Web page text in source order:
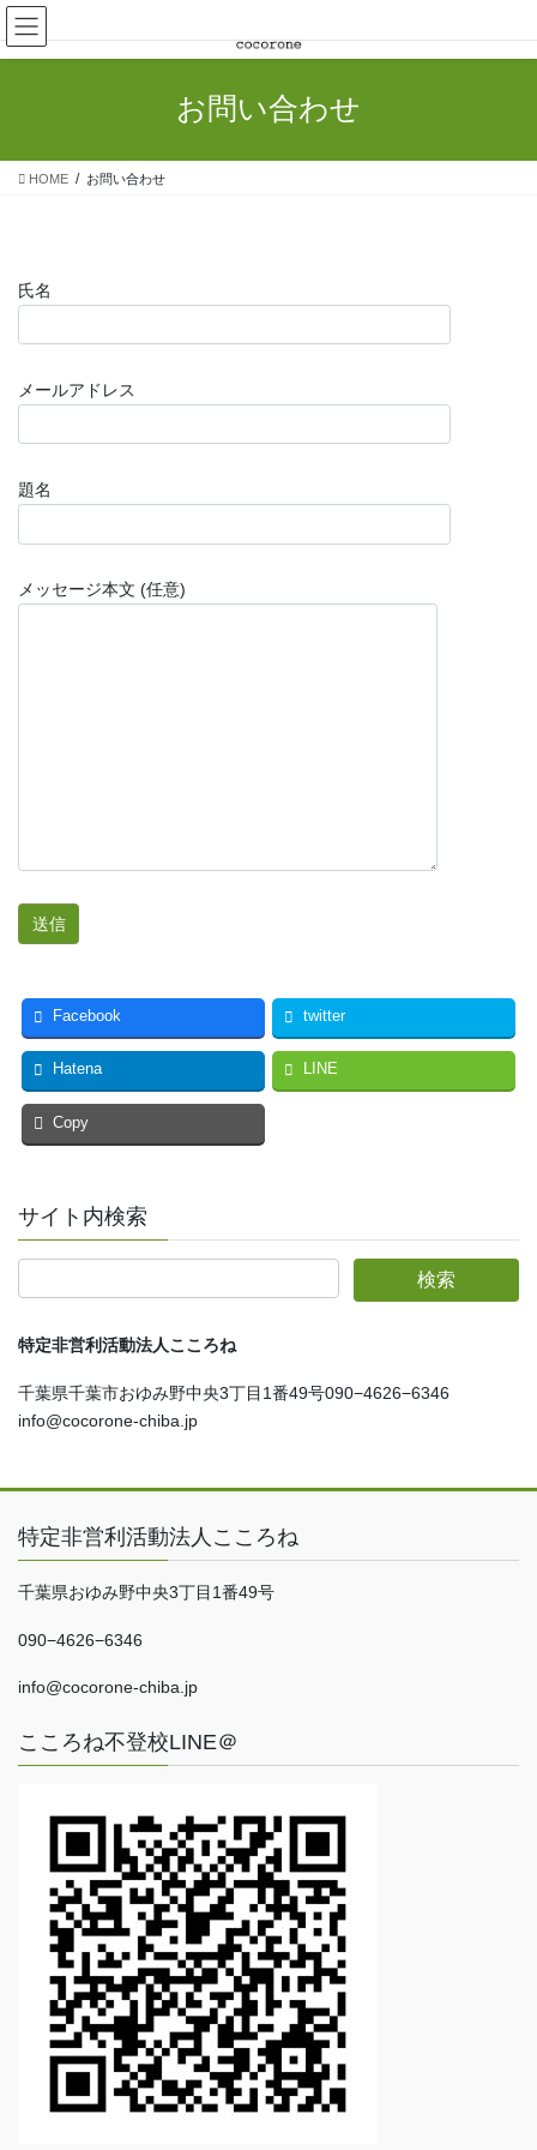
コ
ン
テ
ス
ナ
ビ
ゲ
ン
お問い合わせ
HOME お問い合わせ
氏名
メールアドレス
題名
メッセージ本文 (任意)
Facebook twitter
Hatena LINE
Copy
サイト内検索
特定非営利活動法人こころね
千葉県千葉市おゆみ野中央3丁目1番49号090−4626−6346
info@cocorone-chiba.jp
特定非営利活動法人こころね
千葉県おゆみ野中央3丁目1番49号
090−4626−6346
info@cocorone-chiba.jp
こころね不登校LINE＠